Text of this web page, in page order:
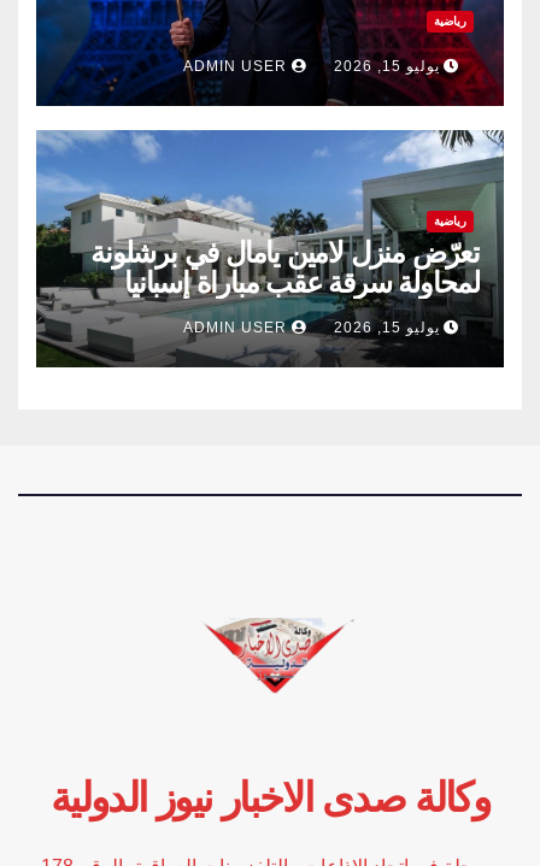
رياضية
يوليو 15, 2026
رياضية
تعرّض منزل لامين يامال في برشلونة
لمحاولة سرقة عقب مباراة إسبانيا
وفرنسا .
يوليو 15, 2026 ADMIN USER
وكالة صدى الاخبار نيوز الدولية